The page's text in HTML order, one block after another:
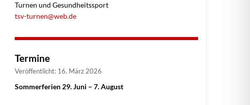
Turnen und Gesundheitssport
tsv-turnen@web.de
Termine
Veröffentlicht: 16. März 2026
Sommerferien 29. Juni – 7. August